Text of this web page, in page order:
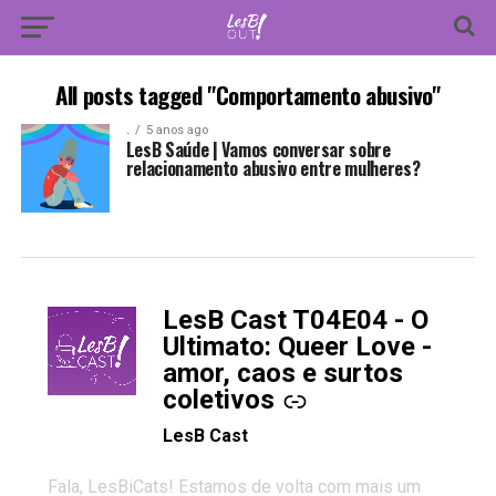
All posts tagged "Comportamento abusivo"
. 5 anos ago
LesB Saúde | Vamos conversar sobre
relacionamento abusivo entre mulheres?
LesB Cast T04E04 - O
Ultimato: Queer Love -
amor, caos e surtos
coletivos
-
LesB Cast
Fala, LesBiCats! Estamos de volta com mais um